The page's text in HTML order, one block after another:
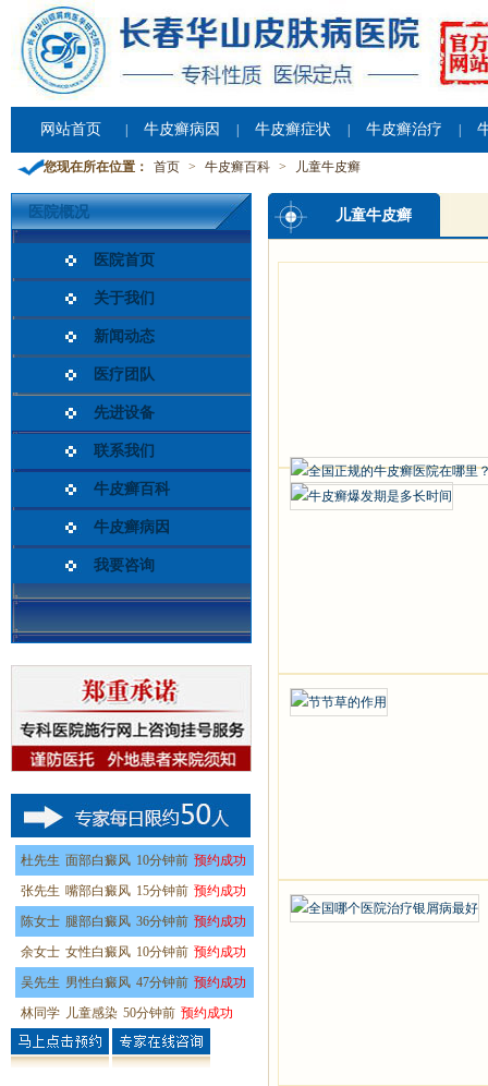
网站首页 牛皮癣病因 牛皮癣症状 牛皮癣治疗
您现在所在位置： 首页 > 牛皮癣百科 > 儿童牛皮癣
医院概况
医院首页
关于我们
新闻动态
医疗团队
先进设备
联系我们
牛皮癣百科
牛皮癣病因
我要咨询
杜先生 面部白癜风 10分钟前 预约成功
张先生 嘴部白癜风 15分钟前 预约成功
陈女士 腿部白癜风 36分钟前 预约成功
余女士 女性白癜风 10分钟前 预约成功
吴先生 男性白癜风 47分钟前 预约成功
林同学 儿童感染 50分钟前 预约成功
儿童牛皮癣